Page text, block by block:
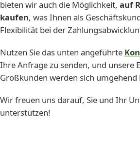
bieten wir auch die Möglichkeit, auf
kaufen, was Ihnen als
Flexibilität bei der
Nutzen Sie das unten angeführte
Ihre Anfrage zu senden, und unsere
Großkunden werden sich
Wir freuen uns darauf, Sie und Ihr
unterstützen!